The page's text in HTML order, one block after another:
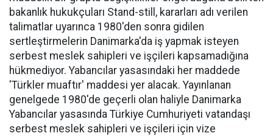
bakanlık hukukçuları Stand-still, kararları adı verilen
talimatlar uyarınca 1980'den sonra gidilen
sertleştirmelerin Danimarka'da iş yapmak isteyen
serbest meslek sahipleri ve işçileri kapsamadığına
hükmediyor. Yabancılar yasasındaki her maddede
'Türkler muaftır' maddesi yer alacak. Yayınlanan
genelgede 1980'de geçerli olan haliyle Danimarka
Yabancılar yasasında Türkiye Cumhuriyeti vatandaşı
serbest meslek sahipleri ve işçileri için vize